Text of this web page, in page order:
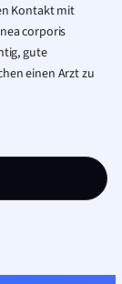
Kontakt mit
corporis
gute
einen Arzt zu